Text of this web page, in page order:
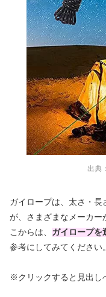
出典：
ガイロープは、太さ・
が、さまざまなメーカー
こからは、 ガイロープを
参考にしてみてください。
※クリックすると見出し